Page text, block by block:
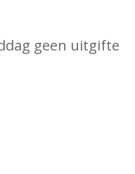
geen uitgifte